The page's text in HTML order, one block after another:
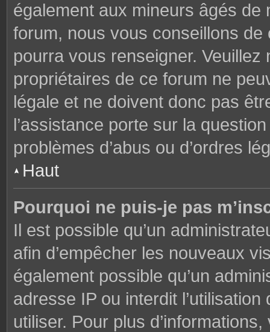
également aux mineurs âgés
forum, nous vous conseillons
pourra vous renseigner.
propriétaires de ce forum ne
légale et ne doivent donc pas
l’assistance porte sur la
problèmes d’abus ou d’ordres
Haut
Pourquoi ne puis-je pas
Il est possible qu’un
afin d’empêcher les nouveaux
également possible qu’un
adresse IP ou interdit
utiliser. Pour plus